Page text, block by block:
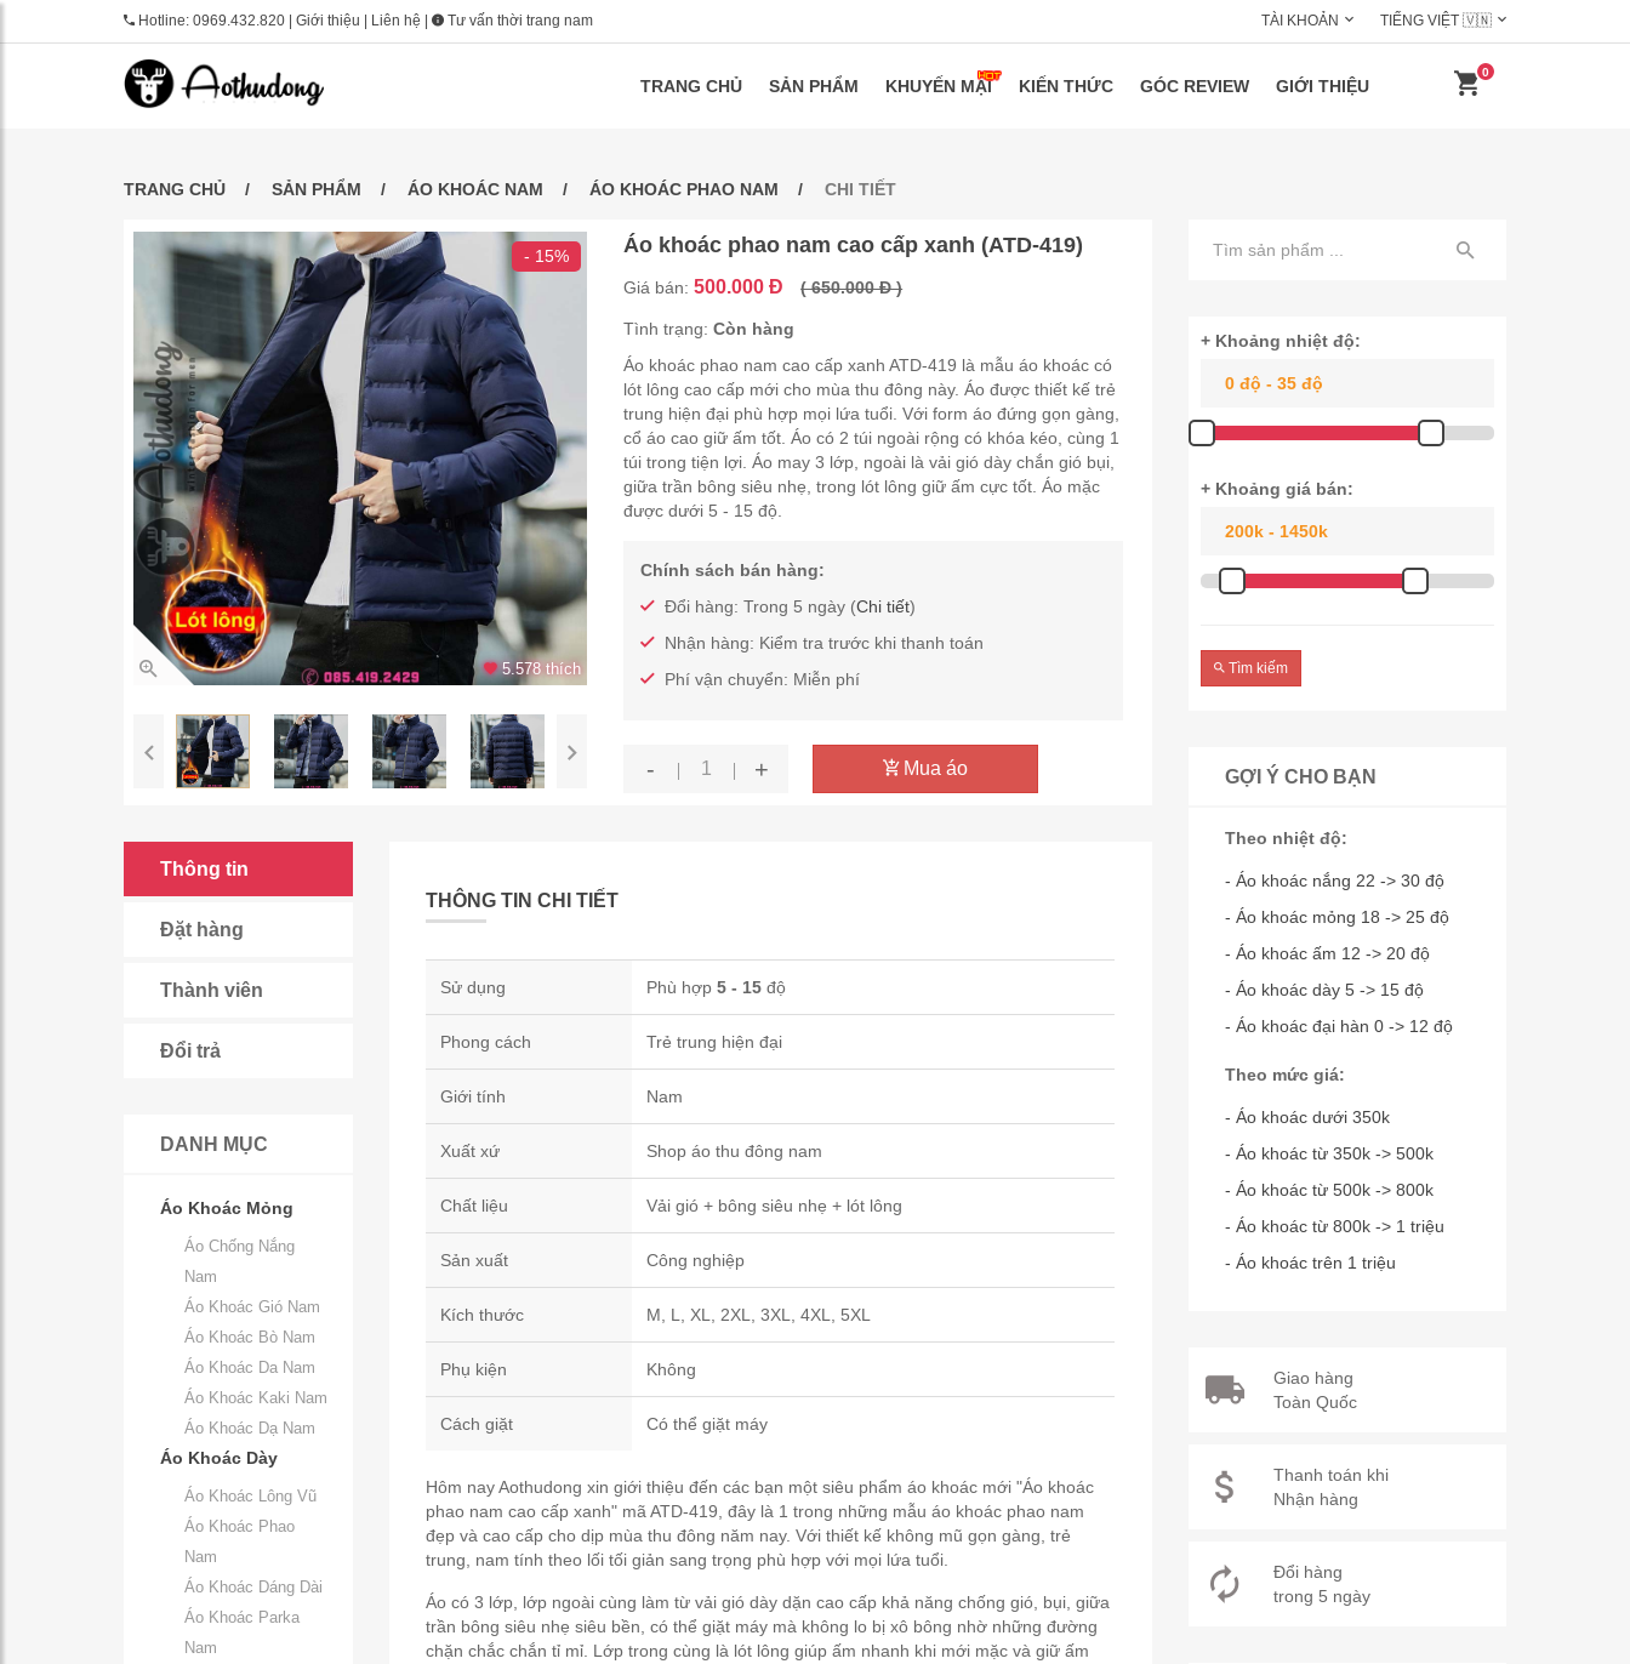
Hotline: 0969.432.820 Giới thiệu Liên hệ Tư vấn thời trang nam TÀI KHOẢN TIẾNG VIỆT 🇻🇳
TRANG CHỦ SẢN PHẨM KHUYẾN MẠI KIẾN THỨC GÓC REVIEW GIỚI THIỆU
0
TRANG CHỦ SẢN PHẨM ÁO KHOÁC NAM ÁO KHOÁC PHAO NAM CHI TIẾT
- 15%
5.578 thích
Áo khoác phao nam cao cấp xanh (ATD-419)
Giá bán:500.000 Đ ( 650.000 Đ )
Tình trạng:Còn hàng
Áo khoác phao nam cao cấp xanh ATD-419 là mẫu áo khoác có
lót lông cao cấp mới cho mùa thu đông này. Áo được thiết kế trẻ
trung hiện đại phù hợp mọi lứa tuổi. Với form áo đứng gọn gàng,
cổ áo cao giữ ấm tốt. Áo có 2 túi ngoài rộng có khóa kéo, cùng 1
túi trong tiện lợi. Áo may 3 lớp, ngoài là vải gió dày chắn gió bụi,
giữa trần bông siêu nhẹ, trong lót lông giữ ấm cực tốt. Áo mặc
được dưới 5 - 15 độ.
Chính sách bán hàng:
Đổi hàng: Trong 5 ngày (Chi tiết)
Nhận hàng: Kiểm tra trước khi thanh toán
Phí vận chuyển: Miễn phí
- + Mua áo
Thông tin
Đặt hàng
Thành viên
Đổi trả
DANH MỤC
Áo Khoác Mỏng
Áo Chống Nắng
Nam
Áo Khoác Gió Nam
Áo Khoác Bò Nam
Áo Khoác Da Nam
Áo Khoác Kaki Nam
Áo Khoác Dạ Nam
Áo Khoác Dày
Áo Khoác Lông Vũ
Áo Khoác Phao
Nam
Áo Khoác Dáng Dài
Áo Khoác Parka
Nam
THÔNG TIN CHI TIẾT
Sử dụng Phù hợp5 - 15 độ
Phong cách Trẻ trung hiện đại
Giới tính Nam
Xuất xứ Shop áo thu đông nam
Chất liệu Vải gió + bông siêu nhẹ + lót lông
Sản xuất Công nghiệp
Kích thước M, L, XL, 2XL, 3XL, 4XL, 5XL
Phụ kiện Không
Cách giặt Có thể giặt máy
Hôm nay Aothudong xin giới thiệu đến các bạn một siêu phẩm áo khoác mới "Áo khoác
phao nam cao cấp xanh" mã ATD-419, đây là 1 trong những mẫu áo khoác phao nam
đẹp và cao cấp cho dịp mùa thu đông năm nay. Với thiết kế không mũ gọn gàng, trẻ
trung, nam tính theo lối tối giản sang trọng phù hợp với mọi lứa tuổi.
Áo có 3 lớp, lớp ngoài cùng làm từ vải gió dày dặn cao cấp khả năng chống gió, bụi, giữa
trần bông siêu nhẹ siêu bền, có thể giặt máy mà không lo bị xô bông nhờ những đường
chặn chắc chắn tỉ mỉ. Lớp trong cùng là lót lông giúp ấm nhanh khi mới mặc và giữ ấm
+ Khoảng nhiệt độ:
+ Khoảng giá bán:
Tìm kiếm
GỢI Ý CHO BẠN
Theo nhiệt độ:
- Áo khoác nắng 22 -> 30 độ
- Áo khoác mỏng 18 -> 25 độ
- Áo khoác ấm 12 -> 20 độ
- Áo khoác dày 5 -> 15 độ
- Áo khoác đại hàn 0 -> 12 độ
Theo mức giá:
- Áo khoác dưới 350k
- Áo khoác từ 350k -> 500k
- Áo khoác từ 500k -> 800k
- Áo khoác từ 800k -> 1 triệu
- Áo khoác trên 1 triệu
Giao hàng
Toàn Quốc
Thanh toán khi
Nhận hàng
Đổi hàng
trong 5 ngày